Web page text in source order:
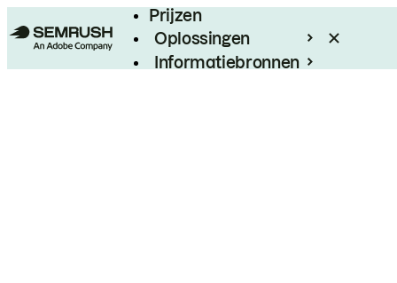
Prijzen
Oplossingen
Informatiebronnen